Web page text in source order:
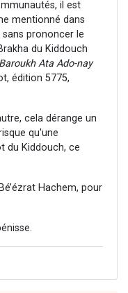
il est
mentionné dans
prononcer le
du Kiddouch
Ata Ado-nay
édition 5775,
cela dérange un
qu'une
du Kiddouch, ce
Hachem, pour